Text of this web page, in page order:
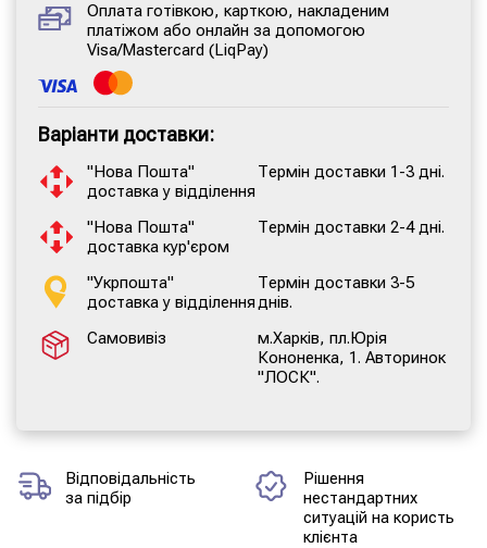
Оплата готівкою, карткою, накладеним
платіжом або онлайн за допомогою
Visa/Mastercard (LiqPay)
Варіанти доставки:
"Нова Пошта"
доставка у відділення
Термін доставки 1-3 дні.
"Нова Пошта"
доставка кур'єром
Термін доставки 2-4 дні.
"Укрпошта"
доставка у відділення
Термін доставки 3-5
днів.
Самовивіз
м.Харків, пл.Юрія
Кононенка, 1. Авторинок
"ЛОСК".
Відповідальність
за підбір
Рішення
нестандартних
ситуацій на користь
клієнта